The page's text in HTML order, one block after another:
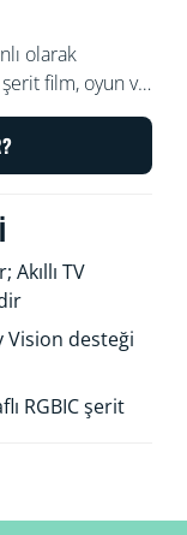
olarak
film, oyun ve
eşleşmesi
ve doğru renk
veya oyun
Wi-Fi
oluşturun.
TV
Vision desteği
RGBIC şerit